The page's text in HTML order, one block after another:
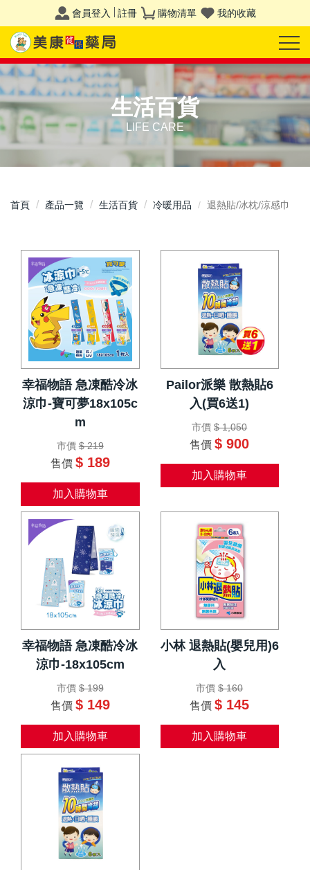
會員登入 註冊 購物清單 我的收藏
生活百貨
LIFE CARE
首頁 產品一覽 生活百貨 冷暖用品 退熱貼/冰枕/涼感巾
幸福物語 急凍酷冷冰
涼巾-寶可夢18x105c
m
市價 $ 219
售價 $ 189
加入購物車
Pailor派樂 散熱貼6
入(買6送1)
市價 $ 1,050
售價 $ 900
加入購物車
幸福物語 急凍酷冷冰
涼巾-18x105cm
市價 $ 199
售價 $ 149
加入購物車
小林 退熱貼(嬰兒用)6
入
市價 $ 160
售價 $ 145
加入購物車